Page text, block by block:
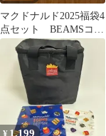
マクドナルド2025福袋4
点セット BEAMSコラ
ボ
¥ 1,199